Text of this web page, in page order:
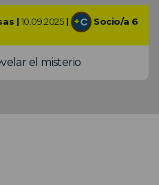
| 10.09.2025|
Socio/a 6
el misterio